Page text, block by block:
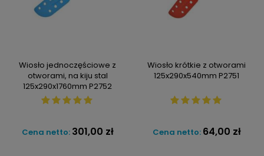
Wiosło jednoczęściowe z
otworami, na kiju stal
125x290x1760mm P2752
Cena netto: 301,00 zł
Wiosło krótkie z otworami
125x290x540mm P2751
Cena netto: 64,00 zł